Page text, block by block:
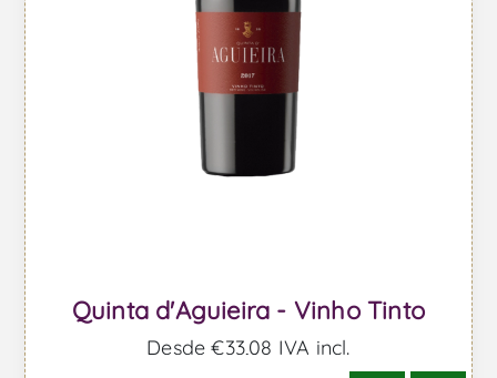
Quinta d'Aguieira - Vinho Tinto
Desde €33,08 IVA incl.